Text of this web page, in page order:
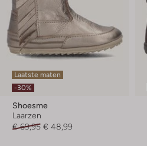
Laatste maten
-30%
Shoesme
Laarzen
€ 69,95 € 48,99